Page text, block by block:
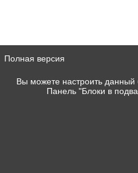
Полная версия
Вы можете настроить
Панель "Блоки в